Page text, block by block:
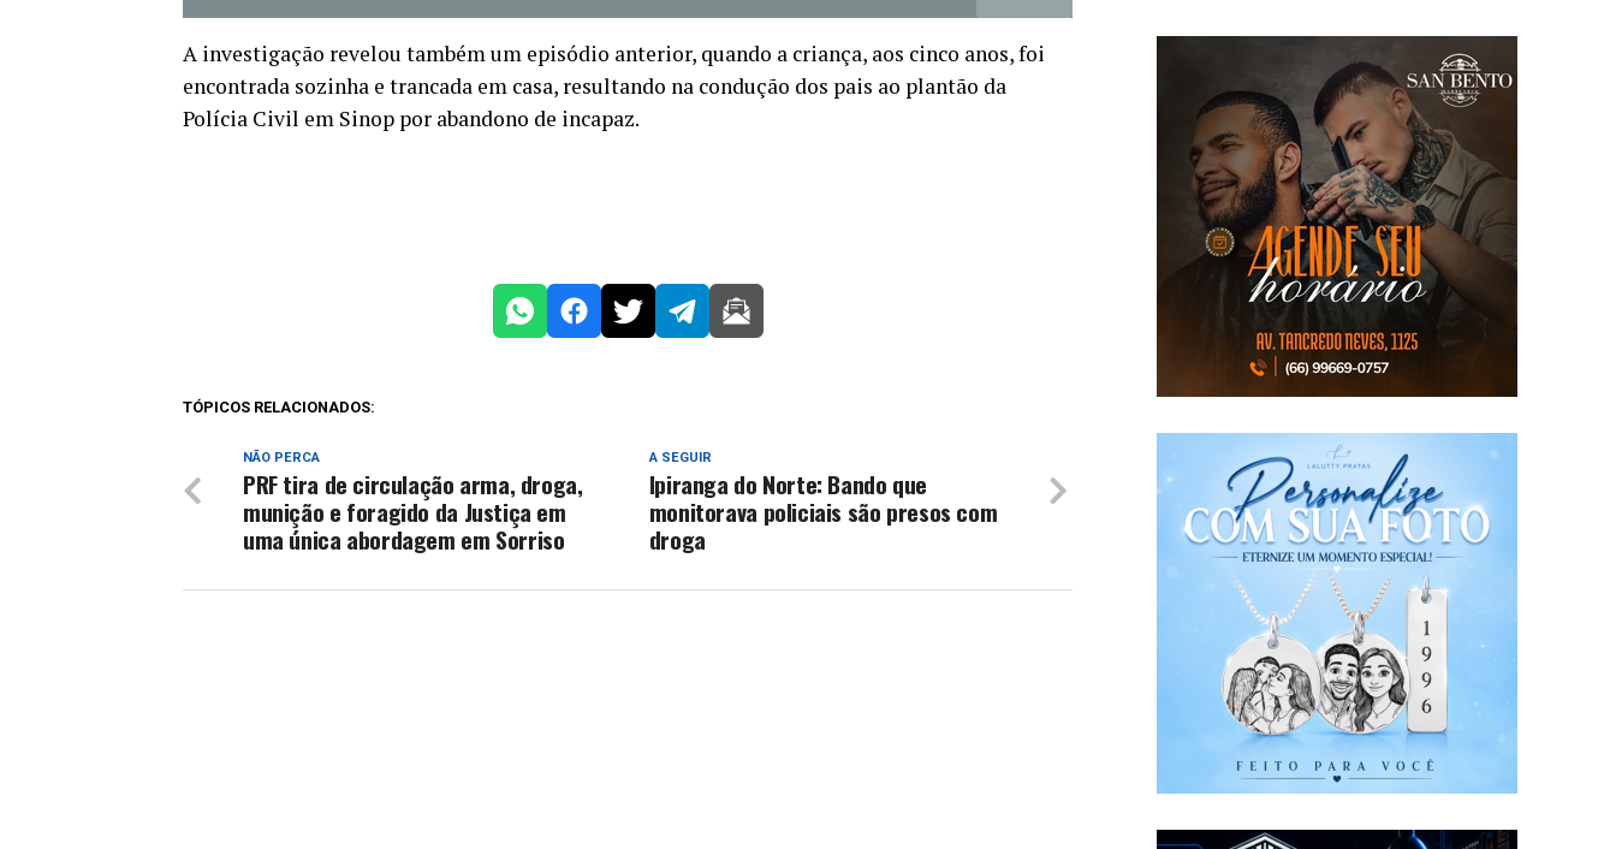
A investigação revelou também um episódio anterior, quando a criança, aos cinco anos, foi
encontrada sozinha e trancada em casa, resultando na condução dos pais ao plantão da
Polícia Civil em Sinop por abandono de incapaz.
TÓPICOS RELACIONADOS:
A SEGUIR
Ipiranga do Norte: Bando que
monitorava policiais são presos com
droga
NÃO PERCA
PRF tira de circulação arma, droga,
munição e foragido da Justiça em
uma única abordagem em Sorriso